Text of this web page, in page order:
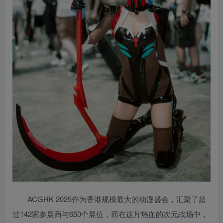
ACGHK 2025作为香港规模最大的动漫盛会，汇聚了超
过142家参展商与650个展位，而在这片热血的次元战场中，